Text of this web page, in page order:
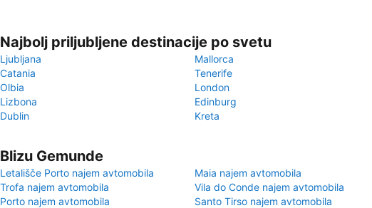
Najbolj priljubljene destinacije po svetu
Ljubljana
Mallorca
Catania
Tenerife
Olbia
London
Lizbona
Edinburg
Dublin
Kreta
Blizu Gemunde
Letališče Porto najem avtomobila
Maia najem avtomobila
Trofa najem avtomobila
Vila do Conde najem avtomobila
Porto najem avtomobila
Santo Tirso najem avtomobila